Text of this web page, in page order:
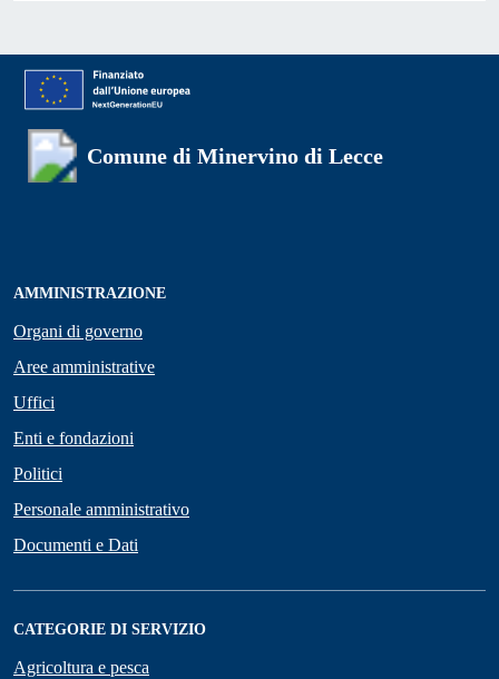
Comune di Minervino di Lecce
AMMINISTRAZIONE
Organi di governo
Aree amministrative
Uffici
Enti e fondazioni
Politici
Personale amministrativo
Documenti e Dati
CATEGORIE DI SERVIZIO
Agricoltura e pesca